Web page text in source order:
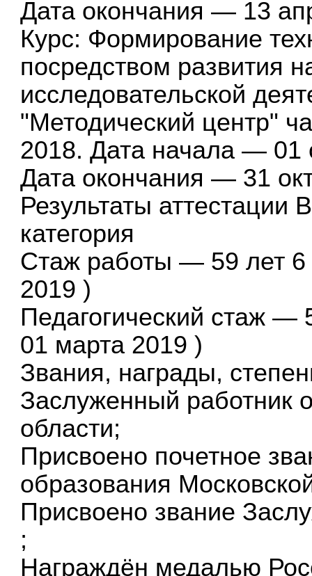
Дата окончания — 13
Курс: Формирование
посредством развития
исследовательской
"Методический центр"
2018. Дата начала — 01
Дата окончания — 31
Результаты
категория
Стаж работы — 59 лет 6
2019 )
Педагогический стаж —
01 марта 2019 )
Звания, награды,
Заслуженный работник
области;
Присвоено почетное
образования
Присвоено звание
;
Награждён медалью